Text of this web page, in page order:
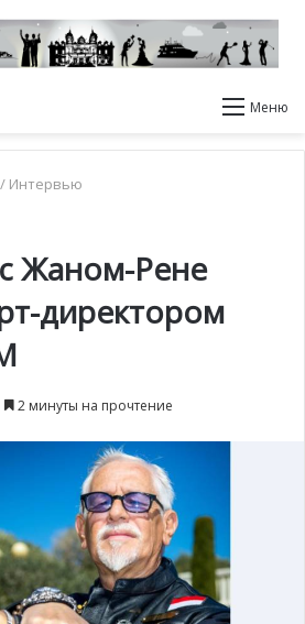
Меню
/ Интервью
Жаном-Рене
директором
2 минуты на прочтение